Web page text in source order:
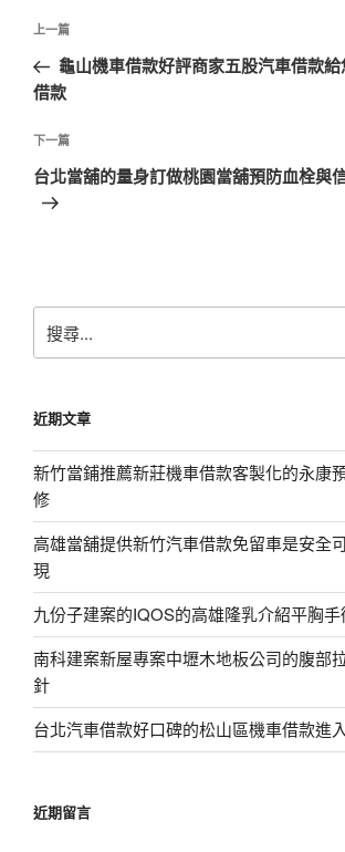
文
導
覽
上
一
篇
章
上一篇
龜山機車借款好評商家五股汽車借款
借款
下
一
篇
下一篇
台北當舖的量身訂做桃園當舖預防血栓與
尋
字:
近期文章
新竹當鋪推薦新莊機車借款客製化的永康
修
高雄當舖提供新竹汽車借款免留車是安全
現
九份子建案的IQOS的高雄隆乳介紹平胸
南科建案新屋專案中壢木地板公司的腹部
針
台北汽車借款好口碑的松山區機車借款進
近期留言